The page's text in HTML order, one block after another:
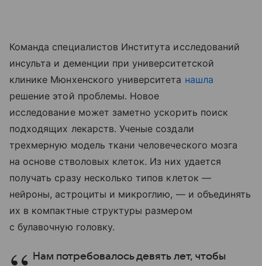
Команда специалистов Института исследований
инсульта и деменции при университетской
клинике Мюнхенского университета нашла
решение этой проблемы. Новое
исследование может заметно ускорить поиск
подходящих лекарств. Ученые создали
трехмерную модель ткани человеческого мозга
на основе стволовых клеток. Из них удается
получать сразу несколько типов клеток —
нейроны, астроциты и микроглию, — и объединять
их в компактные структуры размером
с булавочную головку.
Нам потребовалось девять лет, чтобы